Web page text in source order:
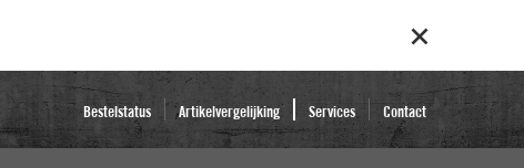
Bestelstatus Artikelvergelijking Services Contact